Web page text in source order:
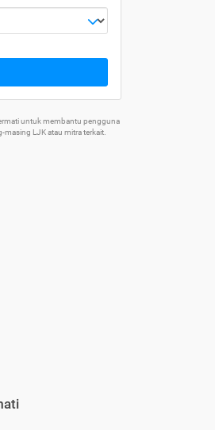
untuk membantu pengguna
LJK atau mitra terkait.